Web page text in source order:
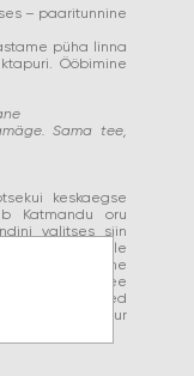
– paaritunnine
püha linna
Ööbimine
Sama tee,
keskaegse
Katmandu oru
valitses siin
Nepali ei ole
Harmooniline
akna palee
Harmoonilised
Bhaktapur